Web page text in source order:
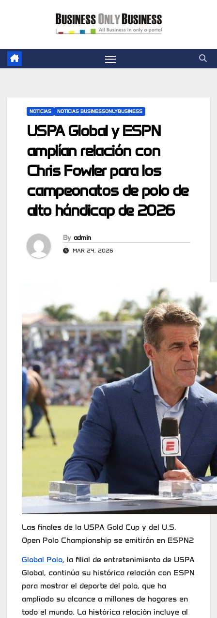
NOTICIAS NOTICIAS BUSINESSONLYBUSINESS
USPA Global y ESPN
amplían relación con
Chris Fowler para los
campeonatos de polo de
alto hándicap de 2026
By admin
MAR 24, 2026
Las finales de la USPA Gold Cup y del U.S.
Open Polo Championship se emitirán en ESPN2
Global Polo, la filial de entretenimiento de USPA
Global, continúa su histórica relación con ESPN
para mostrar el deporte del polo, que ha
ampliado su alcance a millones de hogares en
todo el mundo. La histórica relación incluye al